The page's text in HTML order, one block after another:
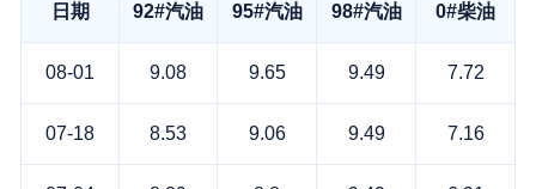
日期 92#汽油 95#汽油 98#汽油 0#柴油
08-01 9.08 9.65 9.49 7.72
07-18 8.53 9.06 9.49 7.16